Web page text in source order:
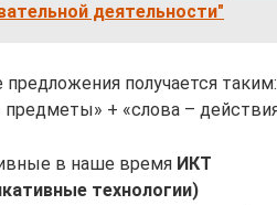
деятельности"
получается
+ «слова –
в наше время ИКТ
технологии)